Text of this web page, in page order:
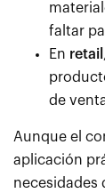
faltar
En retail
de
Aunque el
aplicación
necesidades